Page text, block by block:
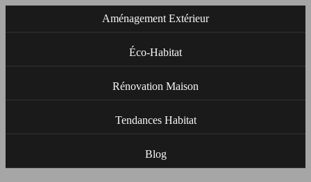
Aménagement Extérieur
Éco-Habitat
Rénovation Maison
Tendances Habitat
Blog